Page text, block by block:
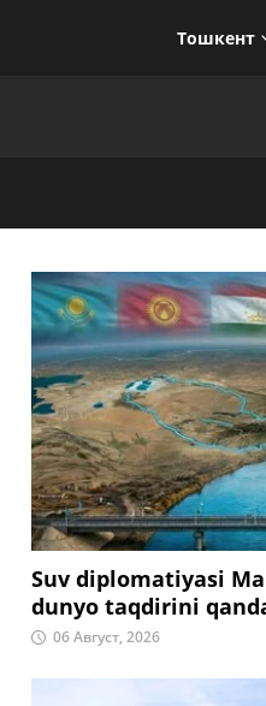
Тошкент
Suv diplomatiyasi
dunyo taqdirini
06 Август, 2026